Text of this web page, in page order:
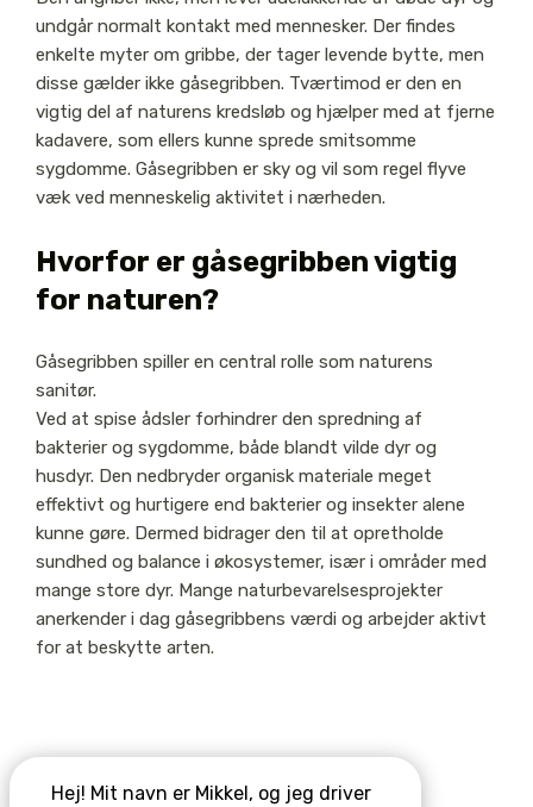
undgår normalt kontakt med mennesker. Der findes
enkelte myter om gribbe, der tager levende bytte, men
disse gælder ikke gåsegribben. Tværtimod er den en
vigtig del af naturens kredsløb og hjælper med at fjerne
kadavere, som ellers kunne sprede smitsomme
sygdomme. Gåsegribben er sky og vil som regel flyve
væk ved menneskelig aktivitet i nærheden.
Hvorfor er gåsegribben vigtig
for naturen?
Gåsegribben spiller en central rolle som naturens
sanitør.
Ved at spise ådsler forhindrer den spredning af
bakterier og sygdomme, både blandt vilde dyr og
husdyr. Den nedbryder organisk materiale meget
effektivt og hurtigere end bakterier og insekter alene
kunne gøre. Dermed bidrager den til at opretholde
sundhed og balance i økosystemer, især i områder med
mange store dyr. Mange naturbevarelsesprojekter
anerkender i dag gåsegribbens værdi og arbejder aktivt
for at beskytte arten.
Hej! Mit navn er Mikkel, og jeg driver